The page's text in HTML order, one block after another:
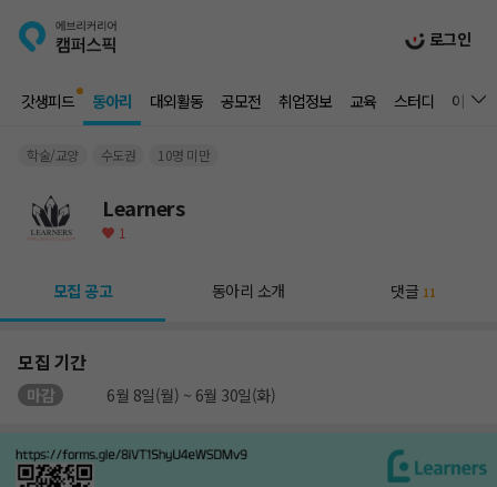
로그인
갓생피드 동아리 대외활동 공모전 취업정보 교육 스터디 이벤트
학술/교양 수도권 10명 미만
Learners
1
모집 공고 동아리 소개 댓글 11
모집 기간
마감 6월 8일(월) ~ 6월 30일(화)